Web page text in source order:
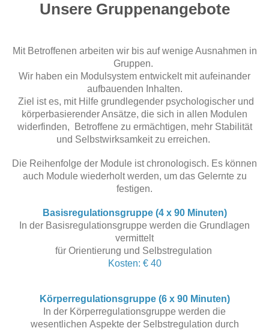
Unsere Gruppenangebote
Mit Betroffenen arbeiten wir bis auf wenige Ausnahmen in
Gruppen.
Wir haben ein Modulsystem entwickelt mit aufeinander
aufbauenden Inhalten.
Ziel ist es, mit Hilfe grundlegender psychologischer und
körperbasierender Ansätze, die sich in allen Modulen
widerfinden, Betroffene zu ermächtigen, mehr Stabilität
und Selbstwirksamkeit zu erreichen.
Die Reihenfolge der Module ist chronologisch. Es können
auch Module wiederholt werden, um das Gelernte zu
festigen.
Basisregulationsgruppe (4 x 90 Minuten)
In der Basisregulationsgruppe werden die Grundlagen
vermittelt
für Orientierung und Selbstregulation
Kosten: € 40
Körperregulationsgruppe (6 x 90 Minuten)
In der Körperregulationsgruppe werden die
wesentlichen Aspekte der Selbstregulation durch